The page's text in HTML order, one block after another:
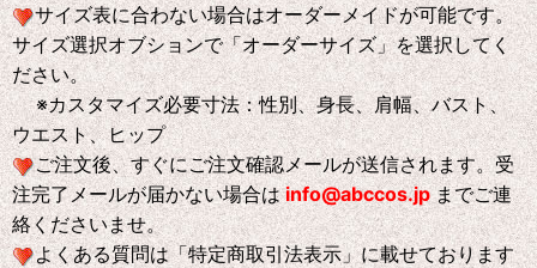
サイズ表に合わない場合はオーダーメイドが可能です。
サイズ選択オブションで「オーダーサイズ」を選択してく
ださい。
※カスタマイズ必要寸法：性別、身長、肩幅、バスト、
ウエスト、ヒップ
ご注文後、すぐにご注文確認メールが送信されます。受
注完了メールが届かない場合はinfo@abccos.jp までご連
絡くださいませ。
よくある質問は「特定商取引法表示」に載せております